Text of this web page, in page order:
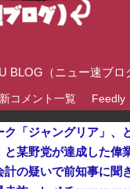
BLOG（ニュー速ブ
コメント一覧 Feedly
の疑いで前知事に聞